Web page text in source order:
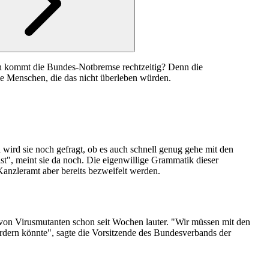
die Bundes-Notbremse rechtzeitig? Denn die
Menschen, die das nicht überleben würden.
sie noch gefragt, ob es auch schnell genug gehe mit den
meint sie da noch. Die eigenwillige Grammatik dieser
aber bereits bezweifelt werden.
Virusmutanten schon seit Wochen lauter. "Wir müssen mit den
könnte", sagte die Vorsitzende des Bundesverbands der